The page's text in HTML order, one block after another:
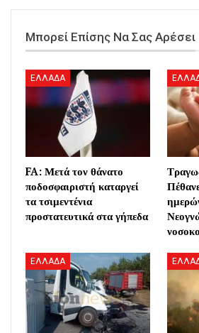
Μπορεί Επίσης Να Σας Αρέσει
ΕΛΛΑΔΑ
FA: Μετά τον θάνατο
ποδοσφαιριστή καταργεί
τα τσιμεντένια
προστατευτικά στα γήπεδα
ΕΛΛΑΔΑ